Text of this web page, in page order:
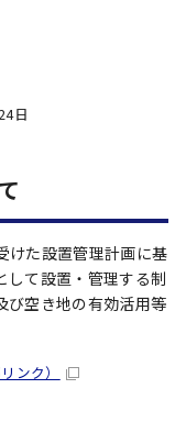
日
けた設置管理計画に基
して設置・管理する制
び空き地の有効活用等
ンク）